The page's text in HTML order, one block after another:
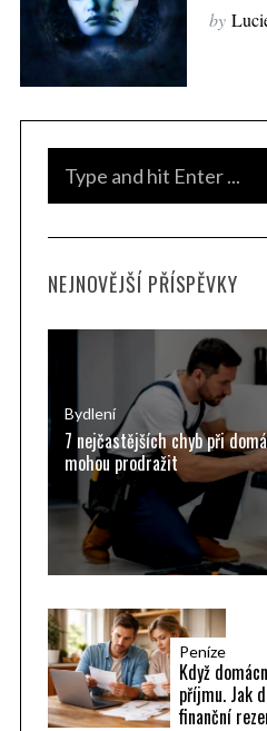
by
c
NEJNOVĚJŠÍ PŘÍSPĚVKY
Bydlení
7 nejčastějších chyb při
mohou prodražit
Peníze
Když
příjmu. Jak
finanční